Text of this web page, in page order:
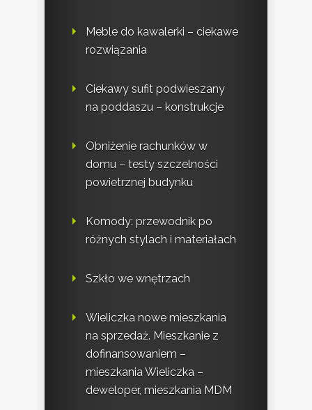
Meble do kawalerki – ciekawe
rozwiązania
Ciekawy sufit podwieszany
na poddaszu – konstrukcje
Obniżenie rachunków w
domu – testy szczelności
powietrznej budynku
Komody: przewodnik po
różnych stylach i materiałach
Szkło we wnętrzach
Wieliczka nowe mieszkania
na sprzedaż. Mieszkanie z
dofinansowaniem –
mieszkania Wieliczka –
deweloper, mieszkania MDM